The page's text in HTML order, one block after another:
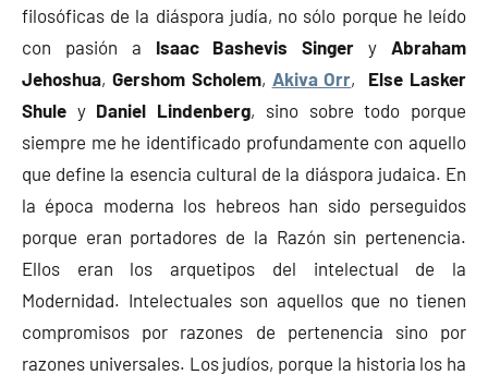
filosóficas de la diáspora judía, no sólo porque he leído
con pasión a Isaac Bashevis Singer y Abraham
Jehoshua, Gershom Scholem, Akiva Orr, Else Lasker
Shule y Daniel Lindenberg, sino sobre todo porque
siempre me he identificado profundamente con aquello
que define la esencia cultural de la diáspora judaica. En
la época moderna los hebreos han sido perseguidos
porque eran portadores de la Razón sin pertenencia.
Ellos eran los arquetipos del intelectual de la
Modernidad. Intelectuales son aquellos que no tienen
compromisos por razones de pertenencia sino por
razones universales. Los judíos, porque la historia los ha